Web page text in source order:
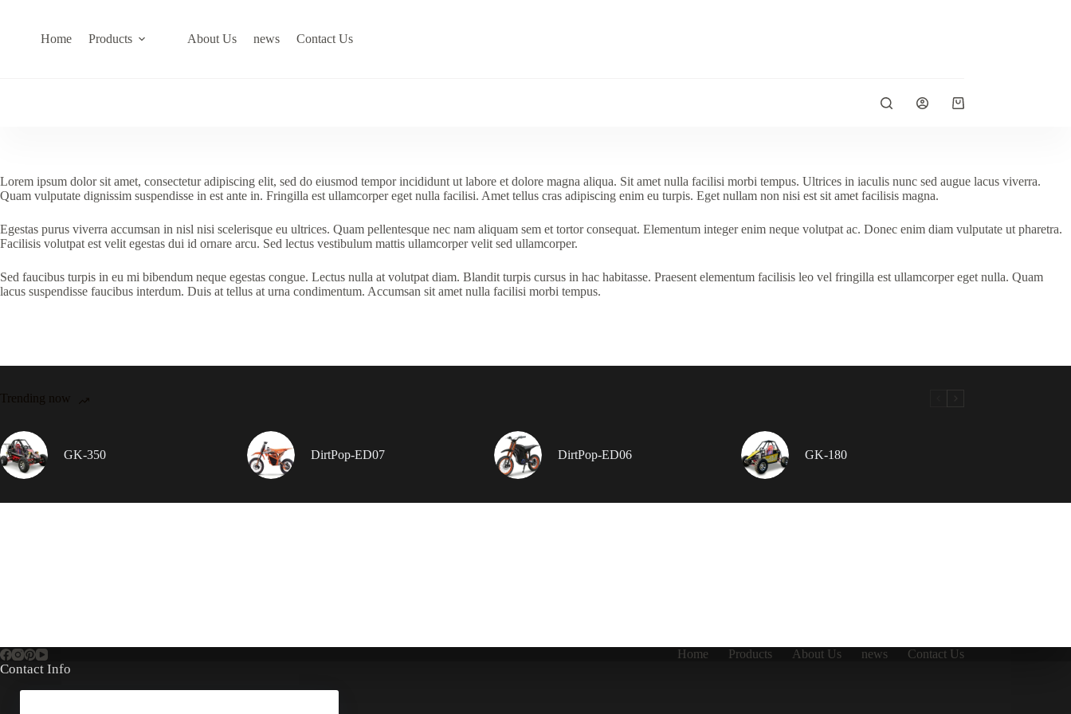
Home Products About Us news Contact Us
Shopping
Lorem ipsum dolor sit amet, consectetur adipiscing elit, sed do eiusmod tempor incididunt ut labore et dolore magna aliqua. Sit amet nulla facilisi morbi tempus. Ultrices in iaculis nunc sed augue lacus viverra.
Quam vulputate dignissim suspendisse in est ante in. Fringilla est ullamcorper eget nulla facilisi. Amet tellus cras adipiscing enim eu turpis. Eget nullam non nisi est sit amet facilisis magna.
Egestas purus viverra accumsan in nisl nisi scelerisque eu ultrices. Quam pellentesque nec nam aliquam sem et tortor consequat. Elementum integer enim neque volutpat ac. Donec enim diam vulputate ut pharetra.
Facilisis volutpat est velit egestas dui id ornare arcu. Sed lectus vestibulum mattis ullamcorper velit sed ullamcorper.
Sed faucibus turpis in eu mi bibendum neque egestas congue. Lectus nulla at volutpat diam. Blandit turpis cursus in hac habitasse. Praesent elementum facilisis leo vel fringilla est ullamcorper eget nulla. Quam
lacus suspendisse faucibus interdum. Duis at tellus at urna condimentum. Accumsan sit amet nulla facilisi morbi tempus.
Trending now
GK-350 DirtPop-ED07 DirtPop-ED06 GK-180
Home Products About Us news Contact Us
Contact Info